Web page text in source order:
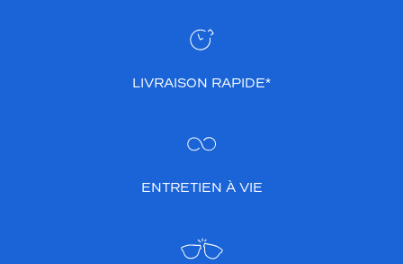
LIVRAISON RAPIDE*
ENTRETIEN À VIE